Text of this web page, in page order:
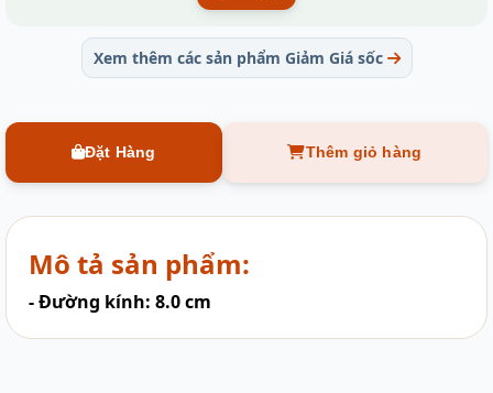
Xem thêm các sản phẩm Giảm Giá sốc
Đặt Hàng Thêm giỏ hàng
Mô tả sản phẩm:
- Đường kính: 8.0 cm